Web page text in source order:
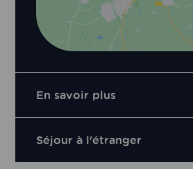
En savoir plus
Séjour à l'étranger